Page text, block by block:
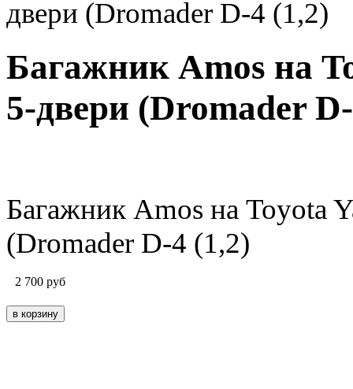
двери (Dromader D-4 (1,2)
Багажник Amos на
5-двери (Dromader
Багажник Amos на Toyota
(Dromader D-4 (1,2)
2 700 руб